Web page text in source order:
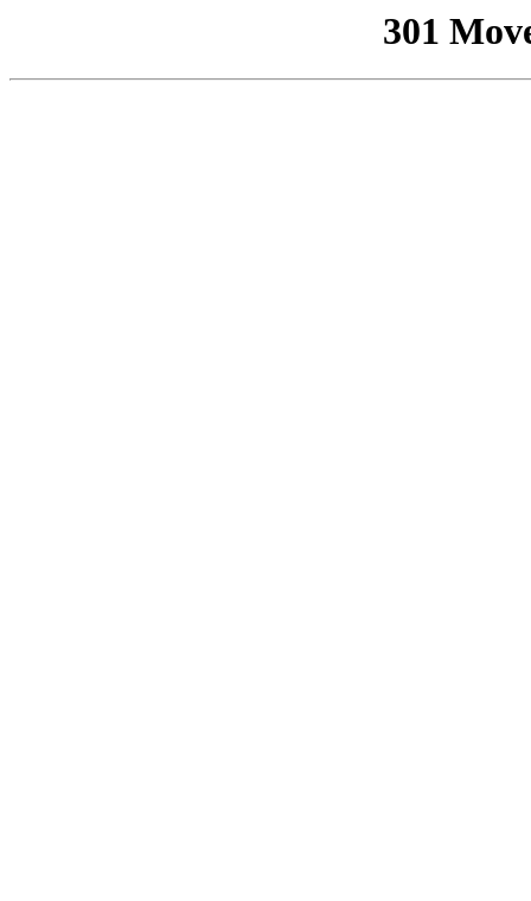
301